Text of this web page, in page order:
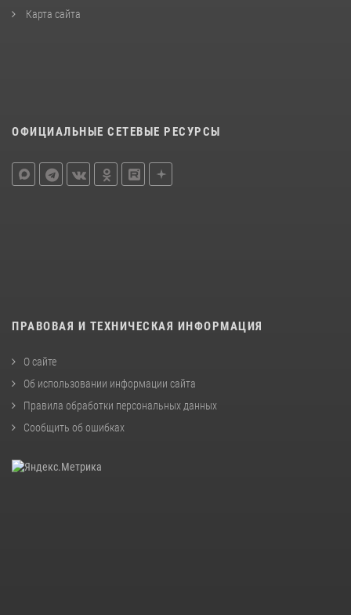
Карта сайта
ОФИЦИАЛЬНЫЕ СЕТЕВЫЕ РЕСУРСЫ
ПРАВОВАЯ И ТЕХНИЧЕСКАЯ ИНФОРМАЦИЯ
О сайте
Об использовании информации сайта
Правила обработки персональных данных
Сообщить об ошибках